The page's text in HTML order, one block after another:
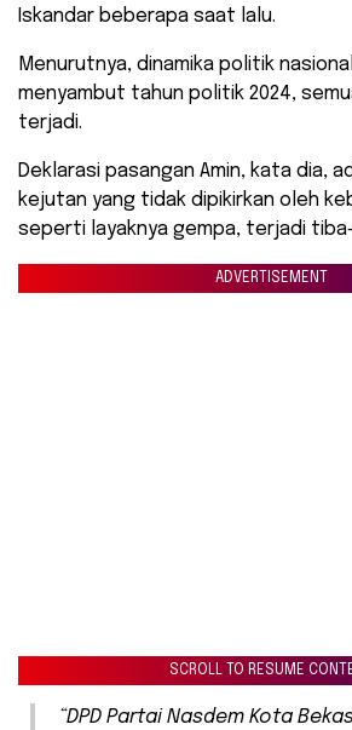
Iskandar beberapa saat lalu.
Menurutnya, dinamika politik
menyambut tahun politik 2024,
terjadi.
Deklarasi pasangan Amin, kata dia,
kejutan yang tidak dipikirkan oleh
seperti layaknya gempa, terjadi
ADVERTISEMENT
SCROLL TO RESUME
“DPD Partai Nasdem Kota